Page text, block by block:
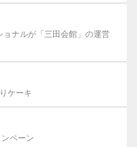
ナルが「三田会館」の運営
ケーキ
ペーン